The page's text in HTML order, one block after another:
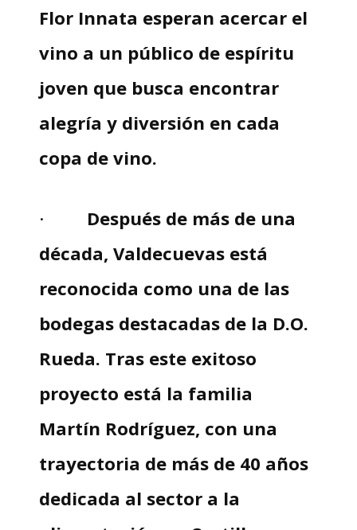
Flor Innata esperan acercar el
vino a un público de espíritu
joven que busca encontrar
alegría y diversión en cada
copa de vino.
· Después de más de una
década, Valdecuevas está
reconocida como una de las
bodegas destacadas de la D.O.
Rueda. Tras este exitoso
proyecto está la familia
Martín Rodríguez, con una
trayectoria de más de 40 años
dedicada al sector a la